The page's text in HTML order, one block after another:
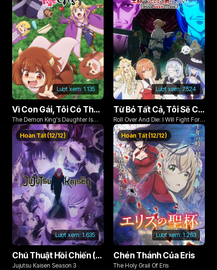
Lượt xem: 1.135
Vì Con Gái, Tôi Có Thể Đánh Bại Cả Ma Vương
The Demon King's Daughter Is
Too Kind!!
Lượt xem: 7.524
Từ Bỏ Tất Cả, Tôi Sẽ Chiến Đấu Cho Một Cuộc Sống Bình Thường Với Tình Yêu Của Đời Mình Và Chiếc Thanh Kiếm Bị Nguyền Rủa!
Roll Over And Die: I Will Fight For
An Ordinary Life With My Love And
Cursed Sword!
Lượt xem: 1.635
Hoàn Tất (12/12)
Chú Thuật Hồi Chiến (Phần 3)
Jujutsu Kaisen Season 3
Lượt xem: 1.263
Hoàn Tất (12/12)
Chén Thánh Của Eris
The Holy Grail Of Eris